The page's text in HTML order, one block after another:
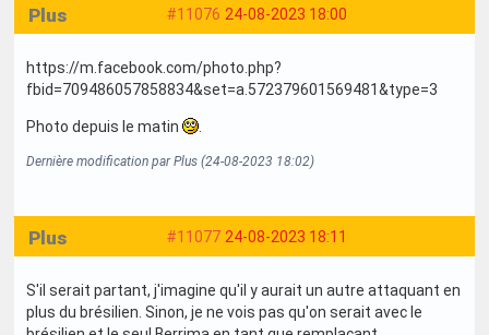
#11076 24-08-2023 18:00
Plus
https://m.facebook.com/photo.php?
fbid=709486057858834&set=a.572379601569481&type=3
Photo depuis le matin .
Dernière modification par Plus (24-08-2023 18:02)
#11077 24-08-2023 18:11
Plus
S'il serait partant, j'imagine qu'il y aurait un autre attaquant en
plus du brésilien. Sinon, je ne vois pas qu'on serait avec le